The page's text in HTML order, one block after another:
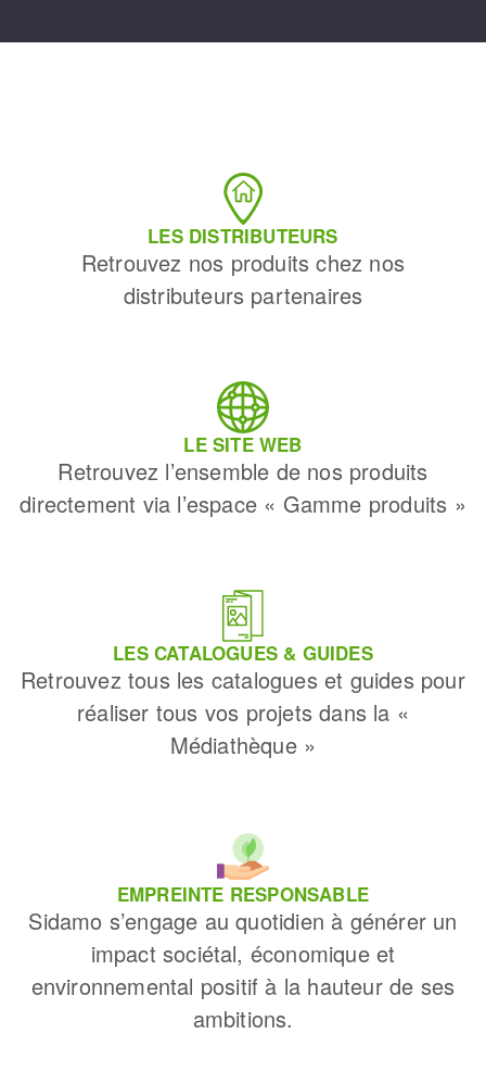
LES DISTRIBUTEURS
Retrouvez nos produits chez nos
distributeurs partenaires
LE SITE WEB
Retrouvez l’ensemble de nos produits
directement via l’espace « Gamme produits »
LES CATALOGUES & GUIDES
Retrouvez tous les catalogues et guides pour
réaliser tous vos projets dans la «
Médiathèque »
EMPREINTE RESPONSABLE
Sidamo s’engage au quotidien à générer un
impact sociétal, économique et
environnemental positif à la hauteur de ses
ambitions.